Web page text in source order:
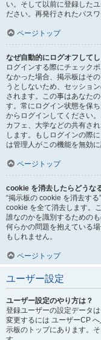
い。そして以前に登録した
ださい。再発行されたパス
ページトップ
なぜ自動的にログオフして
ログインする際にチェック
なかった場合、掲示板はそ
うとしないため、セッショ
されます。この事はあなた
す。常にログイン状態を保
からログインしてください
カフェ、大学などの共有さ
します。もしログインの際
は管理人がこの機能を無効
ページトップ
cookie を消去したらどうな
“掲示板の cookie を消去す
cookie を全て消去します。
誰なのかを識別するための
何らかの問題を抱えている
もしれません。
ページトップ
ユーザー設定
ユーザー設定のやり方は？
登録ユーザーの設定データ
変更するには ユーザーCP
示板のトップにあります。